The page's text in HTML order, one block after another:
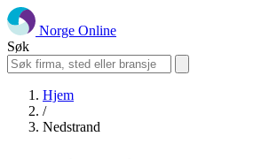
Norge Online
Søk
Hjem
/
Nedstrand